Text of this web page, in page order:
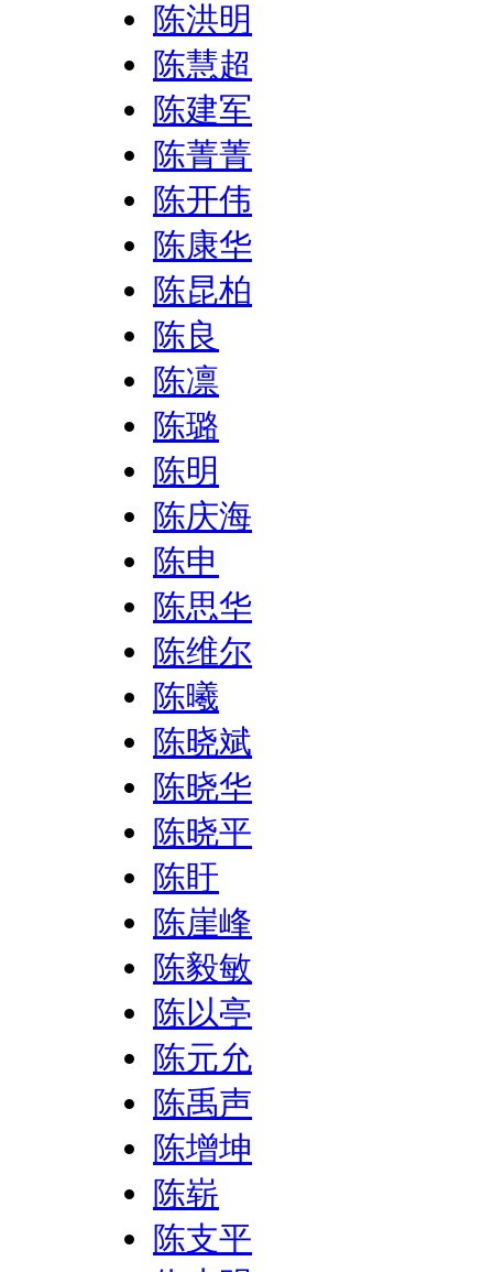
陈洪明
陈慧超
陈建军
陈菁菁
陈开伟
陈康华
陈昆柏
陈良
陈凛
陈璐
陈明
陈庆海
陈申
陈思华
陈维尔
陈曦
陈晓斌
陈晓华
陈晓平
陈盱
陈崖峰
陈毅敏
陈以亭
陈元允
陈禹声
陈增坤
陈崭
陈支平